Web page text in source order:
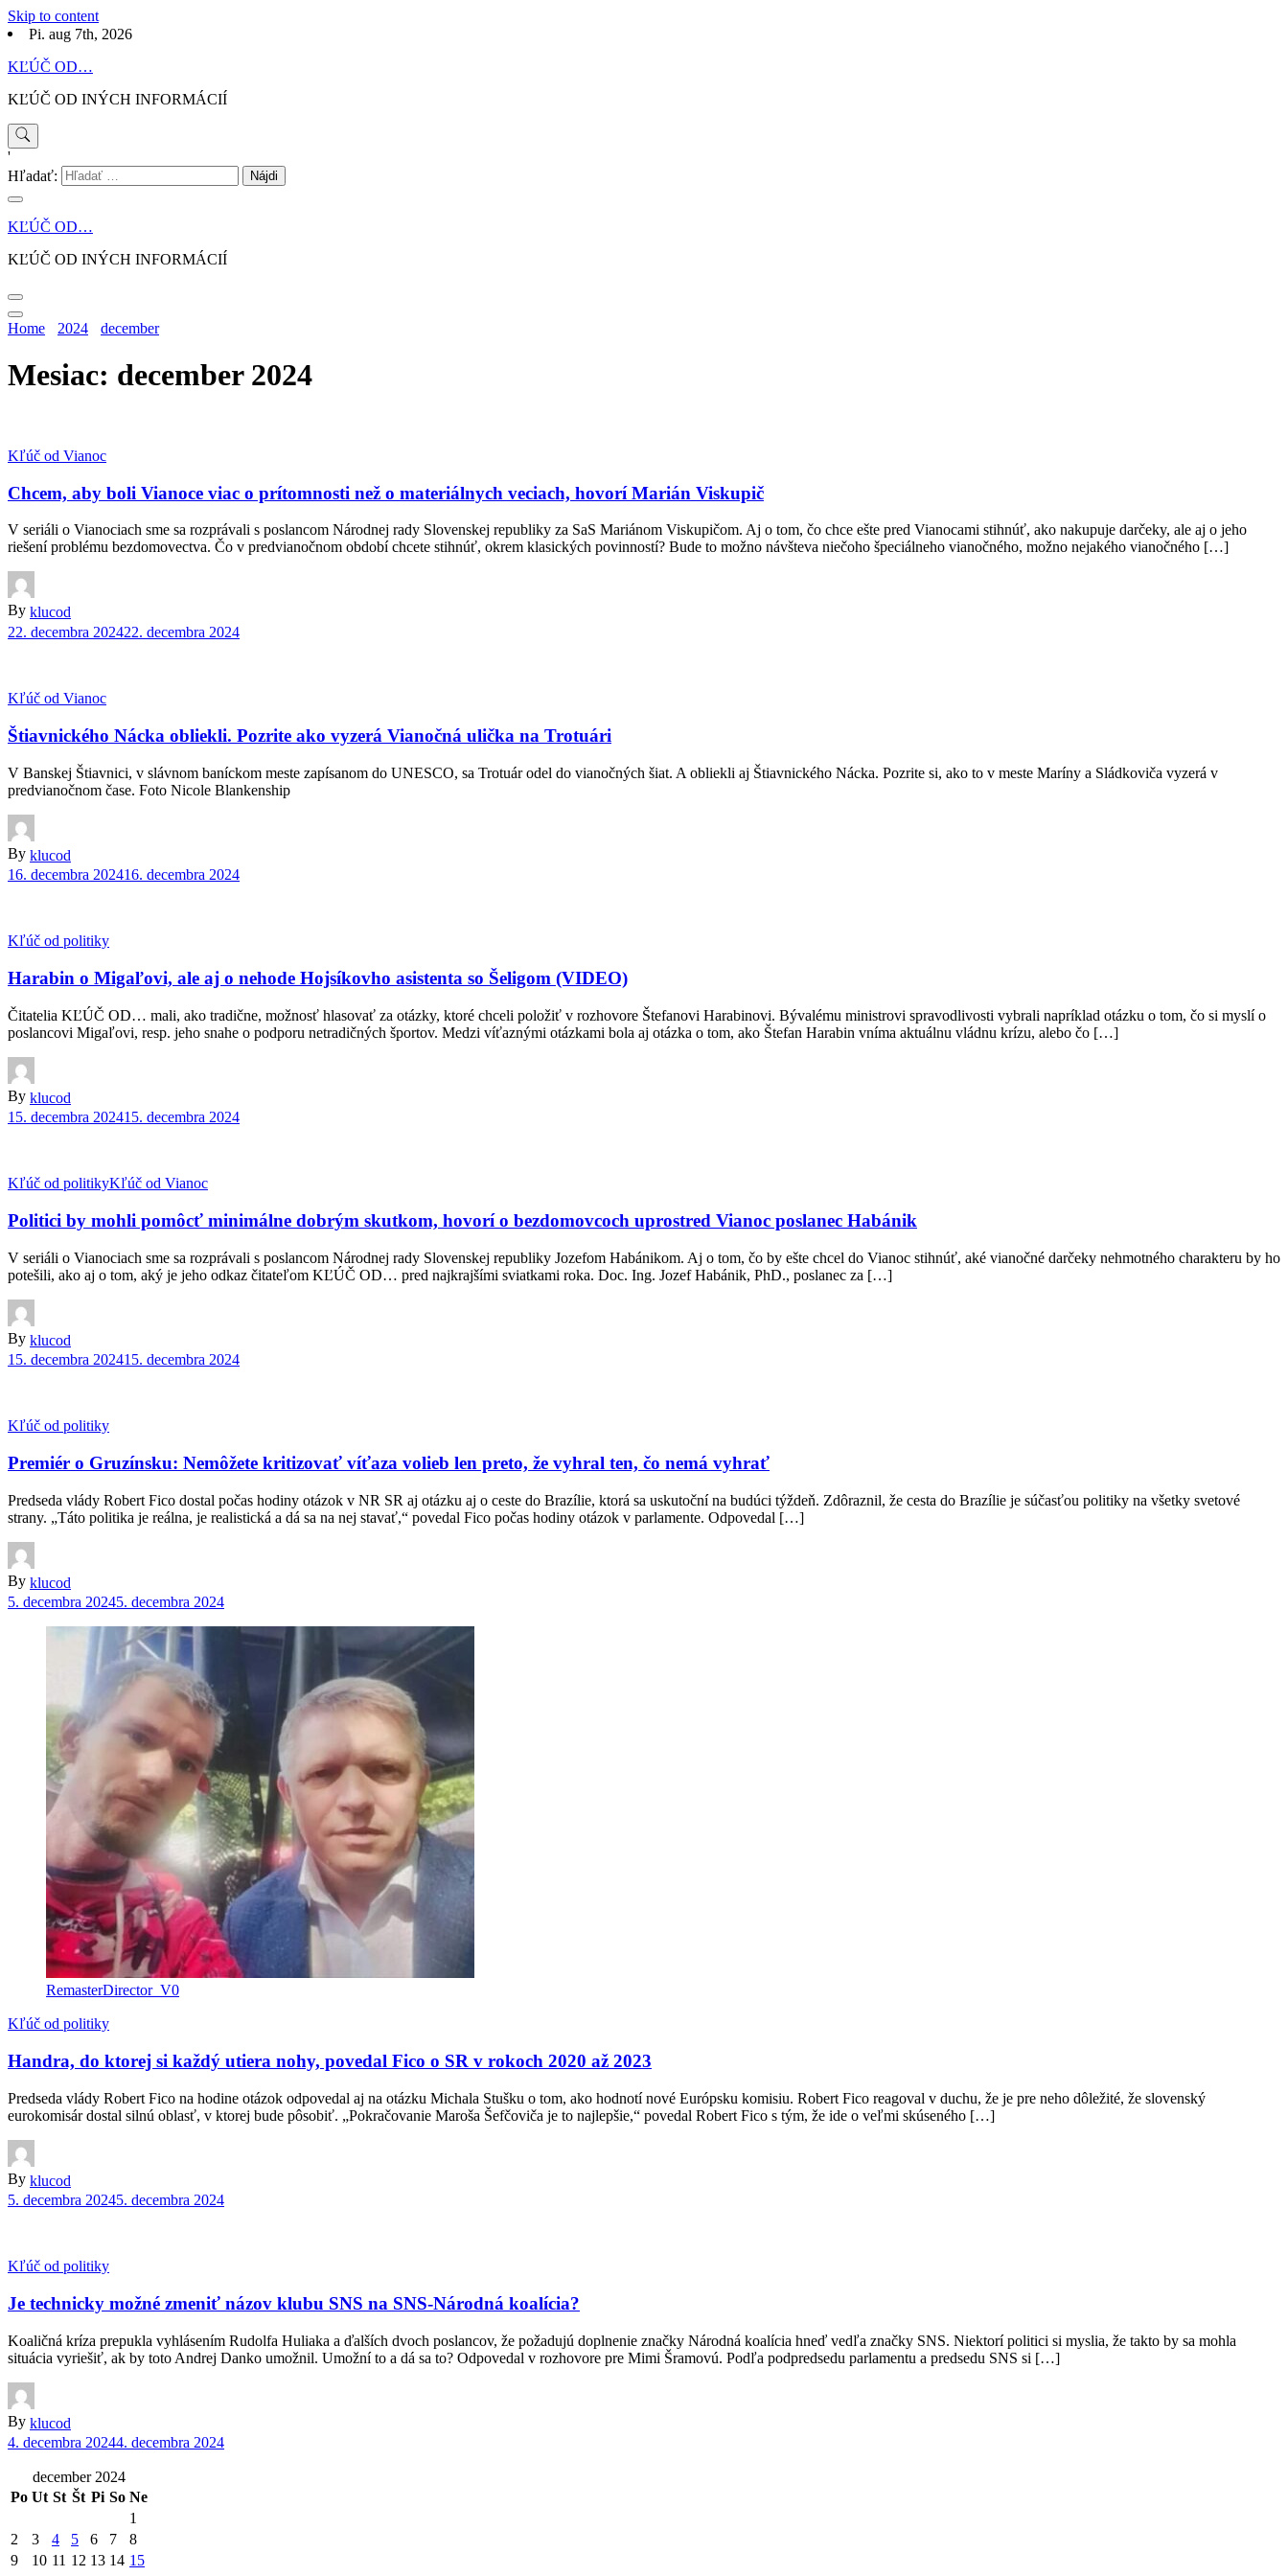
Skip to content
Pi. aug 7th, 2026
KĽÚČ OD…
KĽÚČ OD INÝCH INFORMÁCIÍ
'
Hľadať:
KĽÚČ OD…
KĽÚČ OD INÝCH INFORMÁCIÍ
Home 2024 december
Mesiac: december 2024
Kľúč od Vianoc
Chcem, aby boli Vianoce viac o prítomnosti než o materiálnych veciach, hovorí Marián Viskupič
V seriáli o Vianociach sme sa rozprávali s poslancom Národnej rady Slovenskej republiky za SaS Mariánom Viskupičom. Aj o tom, čo chce ešte pred Vianocami stihnúť, ako nakupuje darčeky, ale aj o jeho
riešení problému bezdomovectva. ⁠Čo v predvianočnom období chcete stihnúť, okrem klasických povinností? Bude to možno návšteva niečoho špeciálneho vianočného, možno nejakého vianočného […]
By klucod
22. decembra 202422. decembra 2024
Kľúč od Vianoc
Štiavnického Nácka obliekli. Pozrite ako vyzerá Vianočná ulička na Trotuári
V Banskej Štiavnici, v slávnom baníckom meste zapísanom do UNESCO, sa Trotuár odel do vianočných šiat. A obliekli aj Štiavnického Nácka. Pozrite si, ako to v meste Maríny a Sládkoviča vyzerá v
predvianočnom čase. Foto Nicole Blankenship
By klucod
16. decembra 202416. decembra 2024
Kľúč od politiky
Harabin o Migaľovi, ale aj o nehode Hojsíkovho asistenta so Šeligom (VIDEO)
Čitatelia KĽÚČ OD… mali, ako tradične, možnosť hlasovať za otázky, ktoré chceli položiť v rozhovore Štefanovi Harabinovi. Bývalému ministrovi spravodlivosti vybrali napríklad otázku o tom, čo si myslí o
poslancovi Migaľovi, resp. jeho snahe o podporu netradičných športov. Medzi víťaznými otázkami bola aj otázka o tom, ako Štefan Harabin vníma aktuálnu vládnu krízu, alebo čo […]
By klucod
15. decembra 202415. decembra 2024
Kľúč od politikyKľúč od Vianoc
Politici by mohli pomôcť minimálne dobrým skutkom, hovorí o bezdomovcoch uprostred Vianoc poslanec Habánik
V seriáli o Vianociach sme sa rozprávali s poslancom Národnej rady Slovenskej republiky Jozefom Habánikom. Aj o tom, čo by ešte chcel do Vianoc stihnúť, aké vianočné darčeky nehmotného charakteru by ho
potešili, ako aj o tom, aký je jeho odkaz čitateľom KĽÚČ OD… pred najkrajšími sviatkami roka. Doc. Ing. Jozef Habánik, PhD., poslanec za […]
By klucod
15. decembra 202415. decembra 2024
Kľúč od politiky
Premiér o Gruzínsku: Nemôžete kritizovať víťaza volieb len preto, že vyhral ten, čo nemá vyhrať
Predseda vlády Robert Fico dostal počas hodiny otázok v NR SR aj otázku aj o ceste do Brazílie, ktorá sa uskutoční na budúci týždeň. Zdôraznil, že cesta do Brazílie je súčasťou politiky na všetky svetové
strany. „Táto politika je reálna, je realistická a dá sa na nej stavať,“ povedal Fico počas hodiny otázok v parlamente. Odpovedal […]
By klucod
5. decembra 20245. decembra 2024
RemasterDirector_V0
Kľúč od politiky
Handra, do ktorej si každý utiera nohy, povedal Fico o SR v rokoch 2020 až 2023
Predseda vlády Robert Fico na hodine otázok odpovedal aj na otázku Michala Stušku o tom, ako hodnotí nové Európsku komisiu. Robert Fico reagoval v duchu, že je pre neho dôležité, že slovenský
eurokomisár dostal silnú oblasť, v ktorej bude pôsobiť. „Pokračovanie Maroša Šefčoviča je to najlepšie,“ povedal Robert Fico s tým, že ide o veľmi skúseného […]
By klucod
5. decembra 20245. decembra 2024
Kľúč od politiky
Je technicky možné zmeniť názov klubu SNS na SNS-Národná koalícia?
Koaličná kríza prepukla vyhlásením Rudolfa Huliaka a ďalších dvoch poslancov, že požadujú doplnenie značky Národná koalícia hneď vedľa značky SNS. Niektorí politici si myslia, že takto by sa mohla
situácia vyriešiť, ak by toto Andrej Danko umožnil. Umožní to a dá sa to? Odpovedal v rozhovore pre Mimi Šramovú. Podľa podpredsedu parlamentu a predsedu SNS si […]
By klucod
4. decembra 20244. decembra 2024
december 2024
Po Ut St Št Pi So Ne
1
2
3 4 5 6 7
8
9
10 11 12 13 14 15